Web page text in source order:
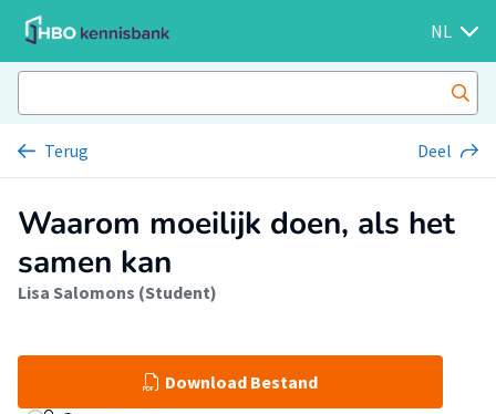
NL
Terug Deel
Waarom moeilijk doen, als het
samen kan
Lisa Salomons (Student)
Download Bestand